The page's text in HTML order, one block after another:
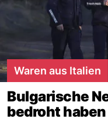
Waren aus Italien
Bulgarische
bedroht haben